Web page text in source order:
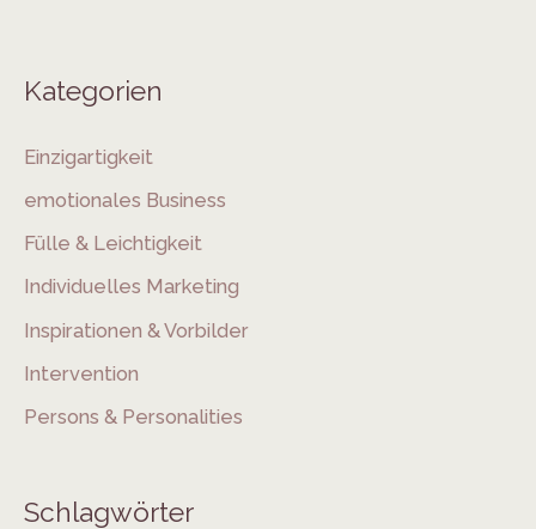
Kategorien
Einzigartigkeit
emotionales Business
Fülle & Leichtigkeit
Individuelles Marketing
Inspirationen & Vorbilder
Intervention
Persons & Personalities
Schlagwörter